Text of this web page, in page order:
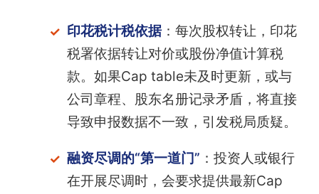
印花税计税依据：每次股权转让，印花
税署依据转让对价或股份净值计算税
款。如果Cap table未及时更新，或与
公司章程、股东名册记录矛盾，将直接
导致申报数据不一致，引发税局质疑。
融资尽调的“第一道门” ：投资人或银行
在开展尽调时，会要求提供最新Cap